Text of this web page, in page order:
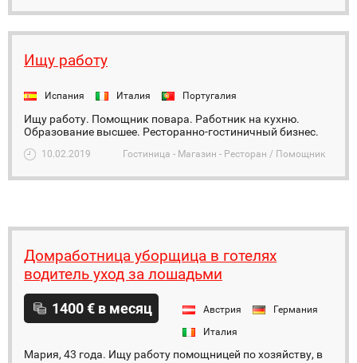
Ищу работу
Испания Италия Португалия
Ищу работу. Помощник повара. Работник на кухню.
Образование высшее. Ресторанно-гостиничный бизнес.
10.02.2019 Гостиница - Магазин - Ресторан / Помощник
Домработница уборщица в готелях
водитель уход за лошадьми
1400 € в месяц Австрия
Германия
Италия
Мария, 43 года. Ищу работу помощницей по хозяйству, в